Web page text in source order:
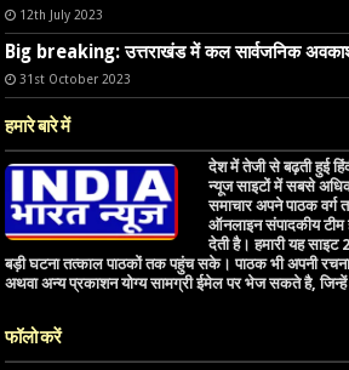
12th July 2023
Big breaking: उत्तराखंड में कल सार्वजनिक
31st October 2023
हमारे बारे में
देश में तेजी से बढ़ती हुई
न्यूज साइटों में सबसे
समाचार अपने पाठक वर्ग
ऑनलाइन संपादकीय टीम
देती है। हमारी यह
बड़ी घटना तत्काल पाठकों तक पहुंच सके। पाठक भी अपनी
अथवा अन्य प्रकाशन योग्य सामग्री ईमेल पर भेज सकते है, जिन्हें
फॉलो करें